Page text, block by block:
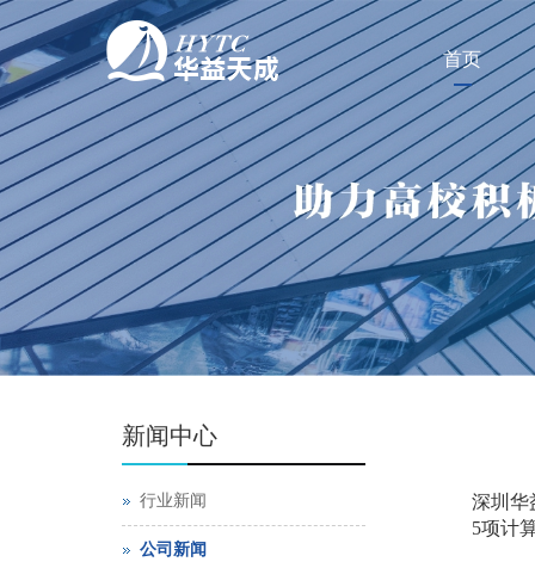
首页
深圳华
5项计
新闻中心
行业新闻
公司新闻